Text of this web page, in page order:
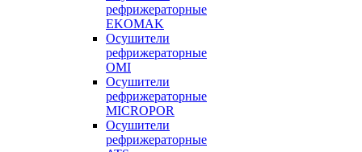
рефрижераторные
EKOMAK
Осушители
рефрижераторные
OMI
Осушители
рефрижераторные
MICROPOR
Осушители
рефрижераторные